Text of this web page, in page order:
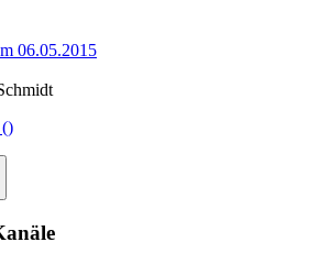
06.05.2015
()